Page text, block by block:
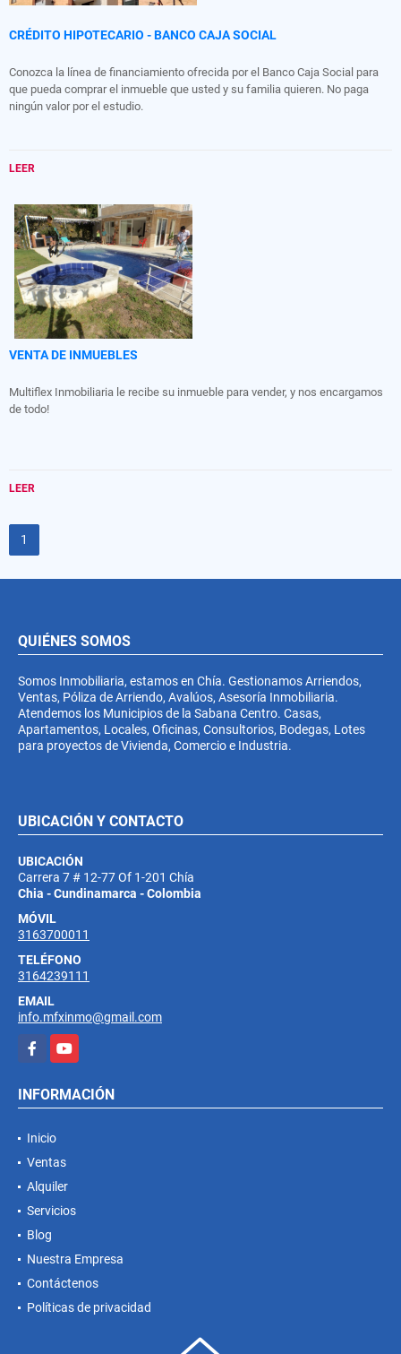
CRÉDITO HIPOTECARIO - BANCO CAJA SOCIAL
Conozca la línea de financiamiento ofrecida por el Banco Caja Social para
que pueda comprar el inmueble que usted y su familia quieren. No paga
ningún valor por el estudio.
LEER
VENTA DE INMUEBLES
Multiflex Inmobiliaria le recibe su inmueble para vender, y nos encargamos
de todo!
LEER
1
QUIÉNES SOMOS
Somos Inmobiliaria, estamos en Chía. Gestionamos Arriendos,
Ventas, Póliza de Arriendo, Avalúos, Asesoría Inmobiliaria.
Atendemos los Municipios de la Sabana Centro. Casas,
Apartamentos, Locales, Oficinas, Consultorios, Bodegas, Lotes
para proyectos de Vivienda, Comercio e Industria.
UBICACIÓN Y CONTACTO
UBICACIÓN
Carrera 7 # 12-77 Of 1-201 Chía
Chia - Cundinamarca - Colombia
MÓVIL
3163700011
TELÉFONO
3164239111
EMAIL
info.mfxinmo@gmail.com
FacebookYouTube
INFORMACIÓN
Inicio
Ventas
Alquiler
Servicios
Blog
Nuestra Empresa
Contáctenos
Políticas de privacidad